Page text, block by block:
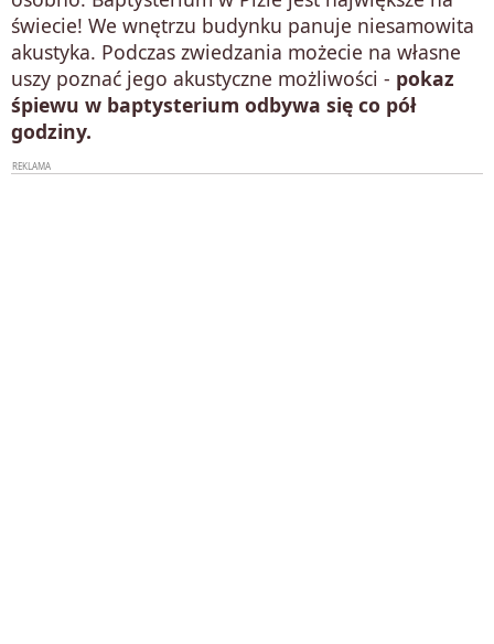
świecie! We wnętrzu budynku panuje niesamowita
akustyka. Podczas zwiedzania możecie na własne
uszy poznać jego akustyczne możliwości - pokaz
śpiewu w baptysterium odbywa się co pół
godziny.